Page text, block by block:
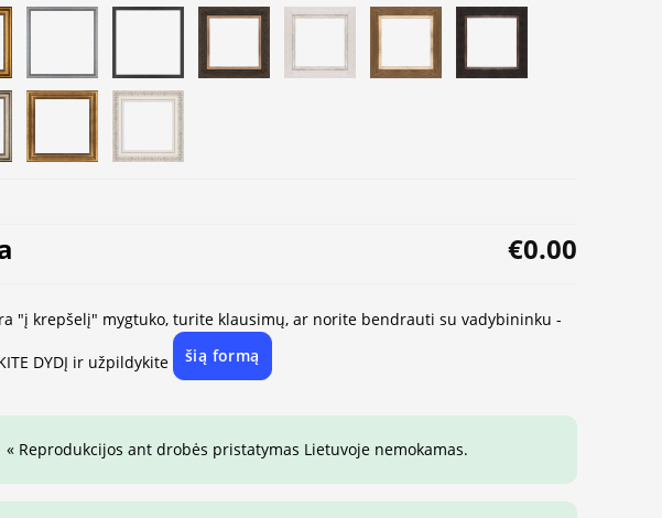
€0.00
"į krepšelį" mygtuko, turite klausimų, ar norite bendrauti su vadybininku -
DYDĮ ir užpildykite šią formą
« Reprodukcijos ant drobės pristatymas Lietuvoje nemokamas.